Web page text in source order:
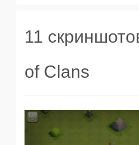
11
of Clans